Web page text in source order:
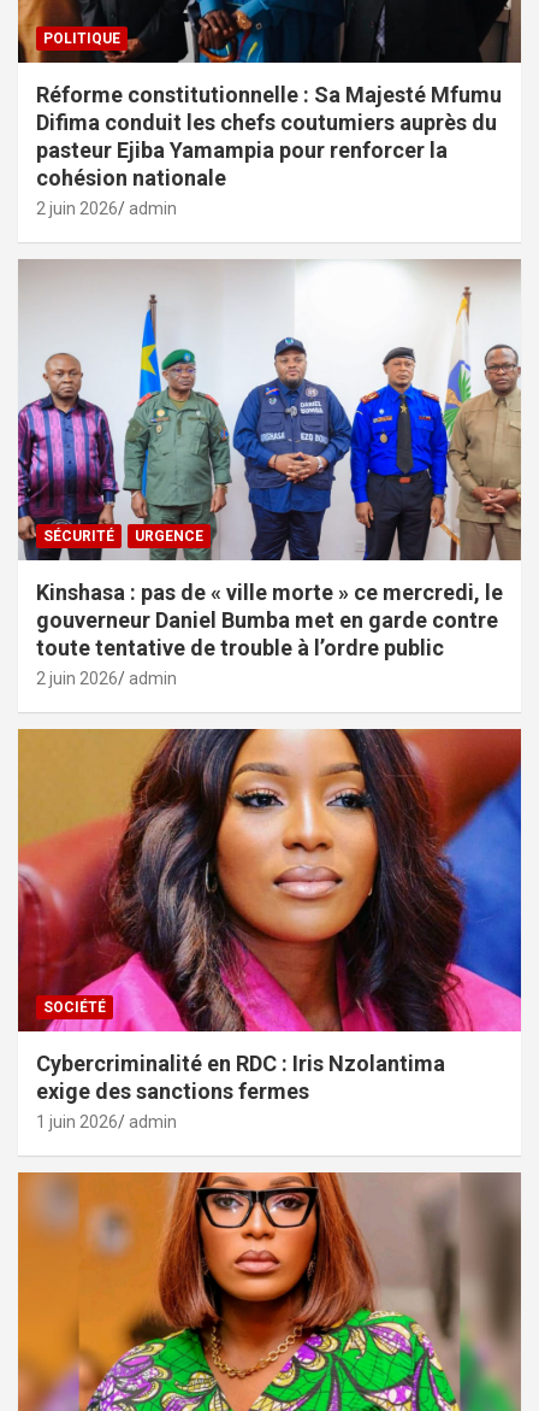
POLITIQUE
Réforme constitutionnelle : Sa Majesté Mfumu
Difima conduit les chefs coutumiers auprès du
pasteur Ejiba Yamampia pour renforcer la
cohésion nationale
2 juin 2026 admin
SÉCURITÉ URGENCE
Kinshasa : pas de « ville morte » ce mercredi, le
gouverneur Daniel Bumba met en garde contre
toute tentative de trouble à l’ordre public
2 juin 2026 admin
SOCIÉTÉ
Cybercriminalité en RDC : Iris Nzolantima
exige des sanctions fermes
1 juin 2026 admin